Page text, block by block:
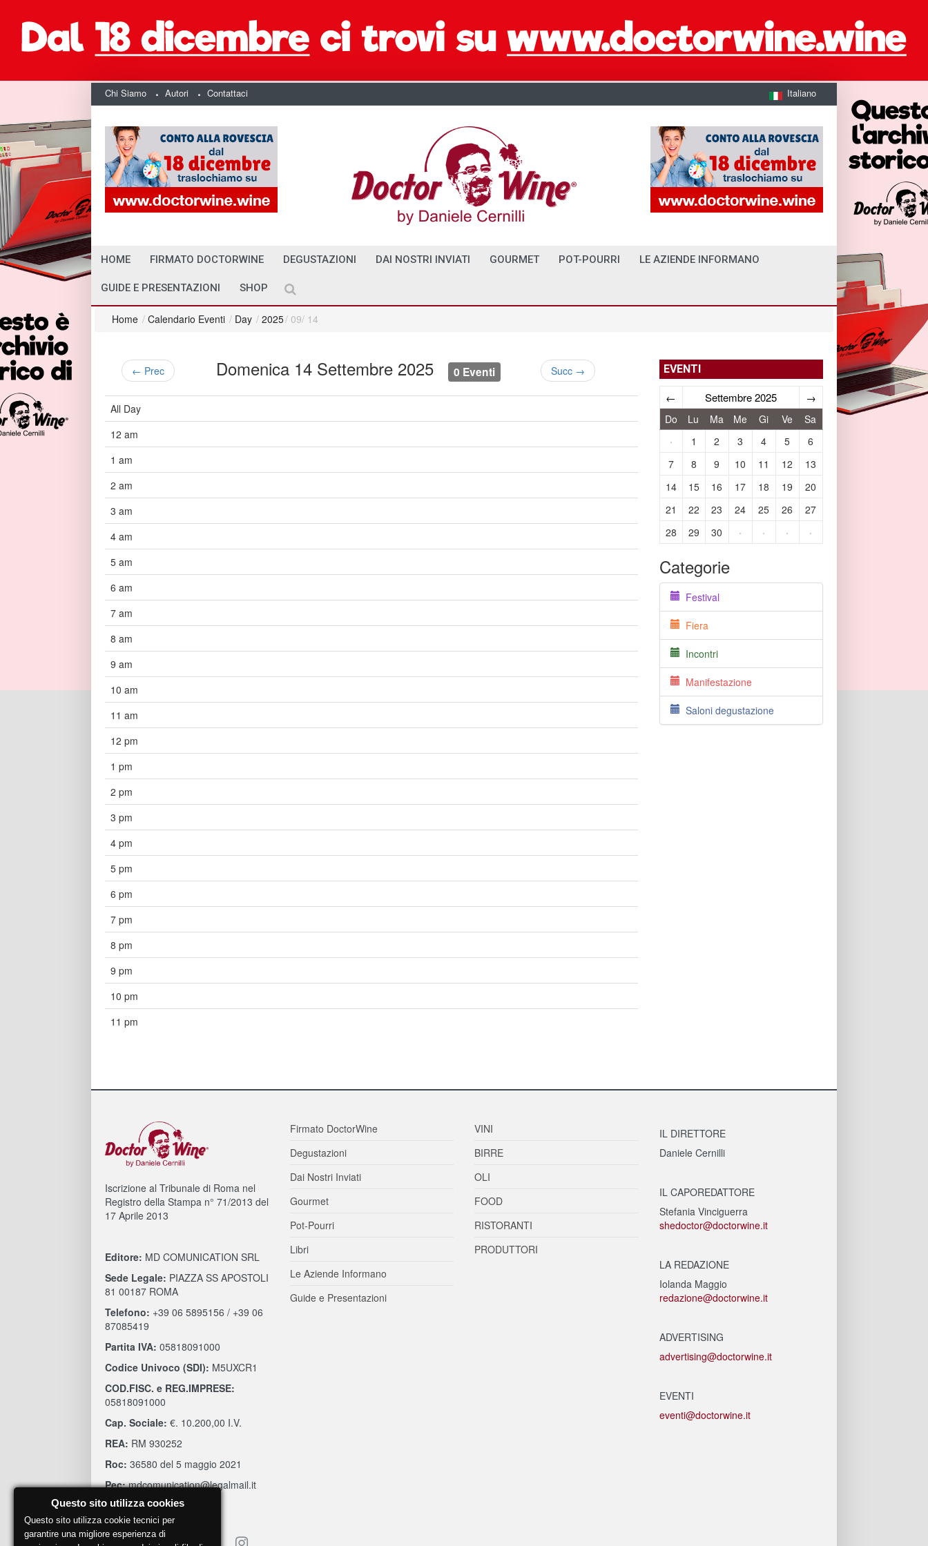
Chi Siamo Autori Contattaci Italiano
HOME FIRMATO DOCTORWINE DEGUSTAZIONI DAI NOSTRI INVIATI GOURMET POT-POURRI LE AZIENDE INFORMANO
GUIDE E PRESENTAZIONI SHOP
Home / Calendario Eventi / Day / 2025/ 09/ 14
← Prec Domenica 14 Settembre 2025 0 Eventi Succ →
All Day
12 am
1 am
2 am
3 am
4 am
5 am
6 am
7 am
8 am
9 am
10 am
11 am
12 pm
1 pm
2 pm
3 pm
4 pm
5 pm
6 pm
7 pm
8 pm
9 pm
10 pm
11 pm
EVENTI
← Settembre 2025 →
Do Lu Ma Me Gi Ve
Sa
·
1 2 3 4 5
6
7
8 9 10 11 12
13
14
15 16 17 18 19
20
21
22 23 24 25 26
27
28
29 30 · · · ·
Categorie
Festival
Fiera
Incontri
Manifestazione
Saloni degustazione
Iscrizione al Tribunale di Roma nel
Registro della Stampa n° 71/2013 del
17 Aprile 2013
Editore: MD COMUNICATION SRL
Sede Legale: PIAZZA SS APOSTOLI
81 00187 ROMA
Telefono: +39 06 5895156 / +39 06
87085419
Partita IVA: 05818091000
Codice Univoco (SDI): M5UXCR1
COD.FISC. e REG.IMPRESE:
05818091000
Cap. Sociale: €. 10.200,00 I.V.
REA: RM 930252
Roc: 36580 del 5 maggio 2021
Pec:mdcomunication@legalmail.it
Firmato DoctorWine
Degustazioni
Dai Nostri Inviati
Gourmet
Pot-Pourri
Libri
Le Aziende Informano
Guide e Presentazioni
VINI
BIRRE
OLI
FOOD
RISTORANTI
PRODUTTORI
IL DIRETTORE
Daniele Cernilli
IL CAPOREDATTORE
Stefania Vinciguerra
shedoctor@doctorwine.it
LA REDAZIONE
Iolanda Maggio
redazione@doctorwine.it
ADVERTISING
advertising@doctorwine.it
EVENTI
eventi@doctorwine.it
Questo sito utilizza cookies
Questo sito utilizza cookie tecnici per
garantire una migliore esperienza di